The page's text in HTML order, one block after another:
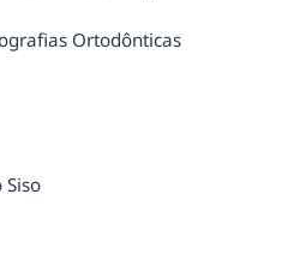
Ortodônticas
Siso